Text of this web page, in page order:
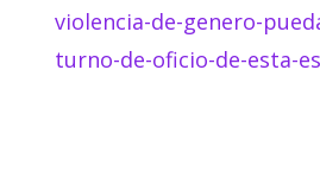
violencia-de-genero-
turno-de-oficio-de-esta-